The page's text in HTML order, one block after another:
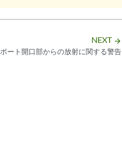
NEXT arrow_forward
ポート開口部からの放射に関する警告